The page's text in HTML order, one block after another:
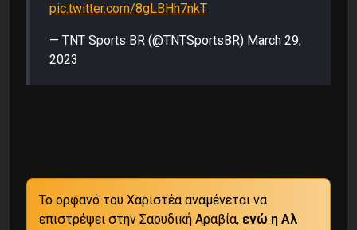
pic.twitter.com/8gLBHh7nkT
— TNT Sports BR (@TNTSportsBR) March 29,
2023
Το ορφανό του Χαριστέα αναμένεται να
επιστρέψει στην Σαουδική Αραβία, ενώ η Αλ